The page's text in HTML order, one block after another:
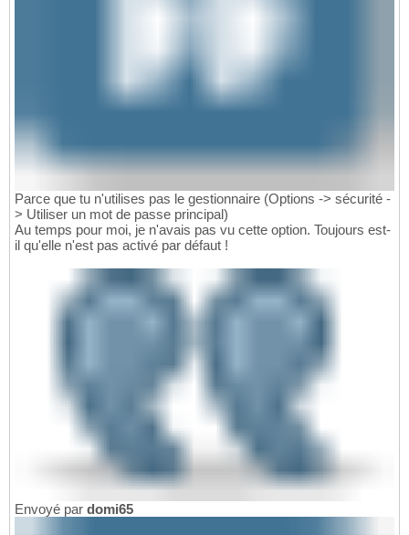
Parce que tu n'utilises pas le gestionnaire (Options -> sécurité -
> Utiliser un mot de passe principal)
Au temps pour moi, je n'avais pas vu cette option. Toujours est-
il qu'elle n'est pas activé par défaut !
Envoyé par domi65